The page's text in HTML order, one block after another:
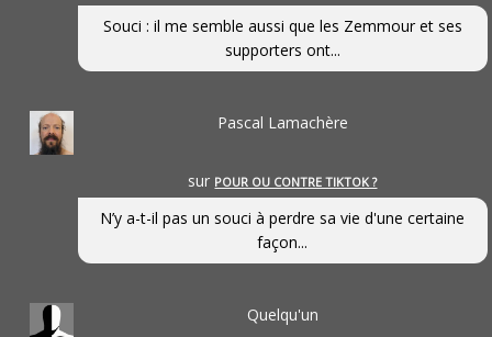
Souci : il me semble aussi que les Zemmour et ses
supporters ont...
Pascal Lamachère
sur POUR OU CONTRE TIKTOK ?
N’y a-t-il pas un souci à perdre sa vie d'une certaine
façon...
Quelqu'un